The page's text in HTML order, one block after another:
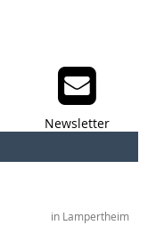
Newsletter
in Lampertheim